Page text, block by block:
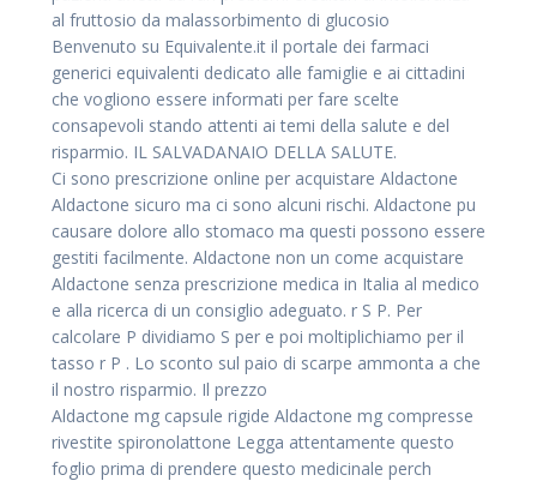
al fruttosio da malassorbimento di glucosio
Benvenuto su Equivalente.it il portale dei farmaci
generici equivalenti dedicato alle famiglie e ai cittadini
che vogliono essere informati per fare scelte
consapevoli stando attenti ai temi della salute e del
risparmio. IL SALVADANAIO DELLA SALUTE.
Ci sono prescrizione online per acquistare Aldactone
Aldactone sicuro ma ci sono alcuni rischi. Aldactone pu
causare dolore allo stomaco ma questi possono essere
gestiti facilmente. Aldactone non un come acquistare
Aldactone senza prescrizione medica in Italia al medico
e alla ricerca di un consiglio adeguato. r S P. Per
calcolare P dividiamo S per e poi moltiplichiamo per il
tasso r P . Lo sconto sul paio di scarpe ammonta a che
il nostro risparmio. Il prezzo
Aldactone mg capsule rigide Aldactone mg compresse
rivestite spironolattone Legga attentamente questo
foglio prima di prendere questo medicinale perch